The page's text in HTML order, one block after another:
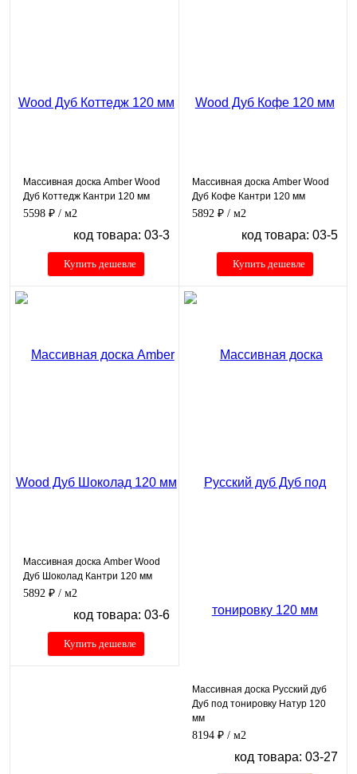
Массивная доска Amber Wood
Дуб Коттедж Кантри 120 мм
5598 ₽ / м2
код товара: 03-3
Купить дешевле
Массивная доска Amber Wood
Дуб Кофе Кантри 120 мм
5892 ₽ / м2
код товара: 03-5
Купить дешевле
Массивная доска Amber Wood
Дуб Шоколад Кантри 120 мм
5892 ₽ / м2
код товара: 03-6
Купить дешевле
Массивная доска Русский дуб
Дуб под тонировку Натур 120
мм
8194 ₽ / м2
код товара: 03-27